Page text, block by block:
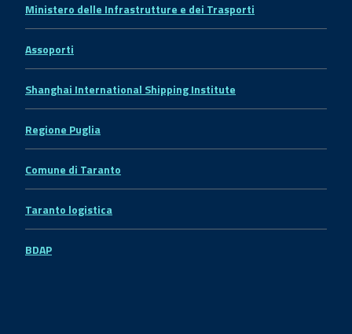
Ministero delle Infrastrutture e dei Trasporti
Assoporti
Shanghai International Shipping Institute
Regione Puglia
Comune di Taranto
Taranto logistica
BDAP